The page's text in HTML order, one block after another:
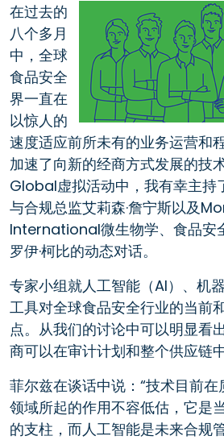
在过去的
八个多月
中，全球
食品安全
界一直在
以惊人的
速度适应前所未有的业务运营和
加速了向新的经商方式发展的技
Global虚拟活动中，我有幸主持
与合规总监艾莉森·詹宁斯以及
International微生物学、食品安
罗伊·柯比的动态对话。
专家小组就人工智能（AI）、机
工具对全球食品安全行业的当前
点。从我们的讨论中可以明显看
商可以在审计计划和整个供应链
菲尔兹在谈话中说：“技术目前
领域所起的作用不容低估，它是
的支柱，而人工智能是未来合规